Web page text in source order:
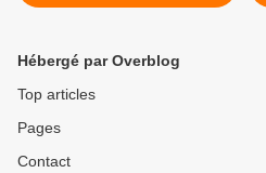
Hébergé par Overblog
Top articles
Pages
Contact